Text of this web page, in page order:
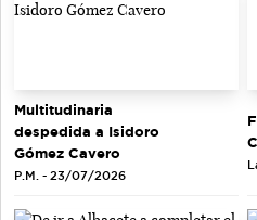
Multitudinaria
despedida a Isidoro
Gómez Cavero
P.M. - 23/07/2026